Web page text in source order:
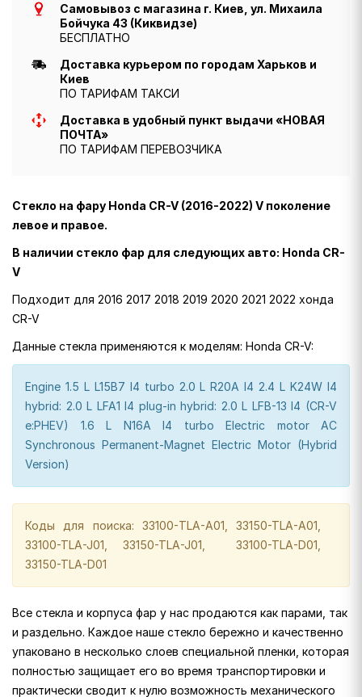
Самовывоз с магазина г. Киев, ул. Михаила
Бойчука 43 (Киквидзе)
БЕСПЛАТНО
Доставка курьером по городам Харьков и
Киев
ПО ТАРИФАМ ТАКСИ
Доставка в удобный пункт выдачи «НОВАЯ
ПОЧТА»
ПО ТАРИФАМ ПЕРЕВОЗЧИКА
Стекло на фару Honda CR-V (2016-2022) V поколение
левое и правое.
В наличии стекло фар для следующих авто: Honda CR-
V
Подходит для 2016 2017 2018 2019 2020 2021 2022 хонда
CR-V
Данные стекла применяются к моделям: Honda CR-V:
Engine 1.5 L L15B7 I4 turbo 2.0 L R20A I4 2.4 L K24W I4
hybrid: 2.0 L LFA1 I4 plug-in hybrid: 2.0 L LFB-13 I4 (CR-V
e:PHEV) 1.6 L N16A I4 turbo Electric motor AC
Synchronous Permanent-Magnet Electric Motor (Hybrid
Version)
Коды для поиска: 33100-TLA-A01, 33150-TLA-A01,
33100-TLA-J01, 33150-TLA-J01, 33100-TLA-D01,
33150-TLA-D01
Все стекла и корпуса фар у нас продаются как парами, так
и раздельно. Каждое наше стекло бережно и качественно
упаковано в несколько слоев специальной пленки, которая
полностью защищает его во время транспортировки и
практически сводит к нулю возможность механического